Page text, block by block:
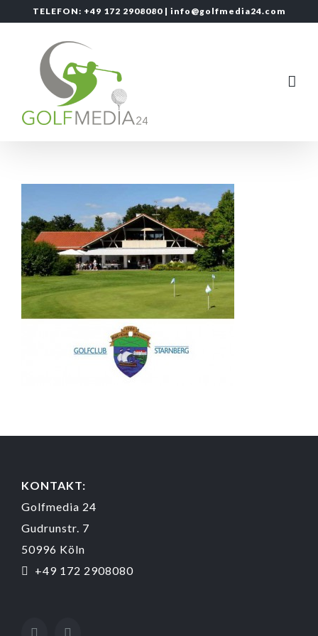
TELEFON: +49 172 2908080 | info@golfmedia24.com
KONTAKT:
Golfmedia 24
Gudrunstr. 7
50996 Köln
+49 172 2908080